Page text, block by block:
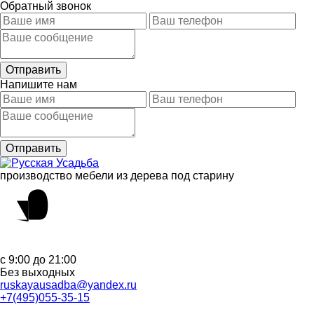
Обратный звонок
Напишите нам
производство мебели из дерева под старину
с 9:00 до 21:00
Без выходных
ruskayausadba@yandex.ru
+7(495)055-35-15